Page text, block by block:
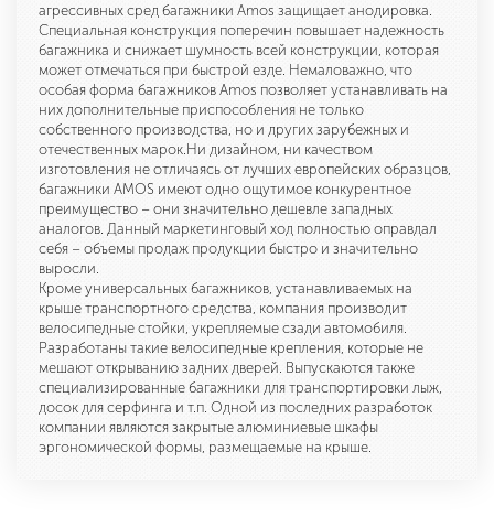
агрессивных сред багажники Amos защищает анодировка.
Специальная конструкция поперечин повышает надежность
багажника и снижает шумность всей конструкции, которая
может отмечаться при быстрой езде. Немаловажно, что
особая форма багажников Amos позволяет устанавливать на
них дополнительные приспособления не только
собственного производства, но и других зарубежных и
отечественных марок.Ни дизайном, ни качеством
изготовления не отличаясь от лучших европейских образцов,
багажники AMOS имеют одно ощутимое конкурентное
преимущество – они значительно дешевле западных
аналогов. Данный маркетинговый ход полностью оправдал
себя – объемы продаж продукции быстро и значительно
выросли.
Кроме универсальных багажников, устанавливаемых на
крыше транспортного средства, компания производит
велосипедные стойки, укрепляемые сзади автомобиля.
Разработаны такие велосипедные крепления, которые не
мешают открыванию задних дверей. Выпускаются также
специализированные багажники для транспортировки лыж,
досок для серфинга и т.п. Одной из последних разработок
компании являются закрытые алюминиевые шкафы
эргономической формы, размещаемые на крыше.